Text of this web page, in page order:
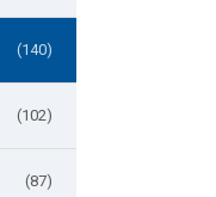
(140)
(102)
(87)